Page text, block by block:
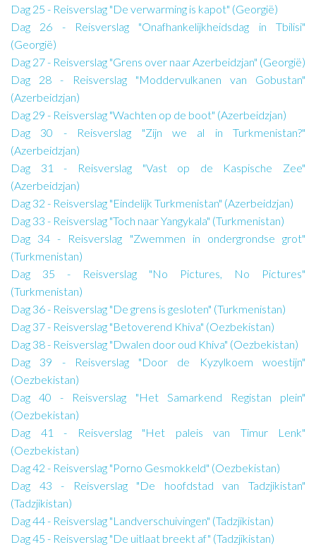
Dag 25 - Reisverslag "De verwarming is kapot" (Georgië)
Dag 26 - Reisverslag "Onafhankelijkheidsdag in Tbilisi"
(Georgië)
Dag 27 - Reisverslag "Grens over naar Azerbeidzjan" (Georgië)
Dag 28 - Reisverslag "Moddervulkanen van Gobustan"
(Azerbeidzjan)
Dag 29 - Reisverslag "Wachten op de boot" (Azerbeidzjan)
Dag 30 - Reisverslag "Zijn we al in Turkmenistan?"
(Azerbeidzjan)
Dag 31 - Reisverslag "Vast op de Kaspische Zee"
(Azerbeidzjan)
Dag 32 - Reisverslag "Eindelijk Turkmenistan" (Azerbeidzjan)
Dag 33 - Reisverslag "Toch naar Yangykala" (Turkmenistan)
Dag 34 - Reisverslag "Zwemmen in ondergrondse grot"
(Turkmenistan)
Dag 35 - Reisverslag "No Pictures, No Pictures"
(Turkmenistan)
Dag 36 - Reisverslag "De grens is gesloten" (Turkmenistan)
Dag 37 - Reisverslag "Betoverend Khiva" (Oezbekistan)
Dag 38 - Reisverslag "Dwalen door oud Khiva" (Oezbekistan)
Dag 39 - Reisverslag "Door de Kyzylkoem woestijn"
(Oezbekistan)
Dag 40 - Reisverslag "Het Samarkend Registan plein"
(Oezbekistan)
Dag 41 - Reisverslag "Het paleis van Timur Lenk"
(Oezbekistan)
Dag 42 - Reisverslag "Porno Gesmokkeld" (Oezbekistan)
Dag 43 - Reisverslag "De hoofdstad van Tadzjikistan"
(Tadzjikistan)
Dag 44 - Reisverslag "Landverschuivingen" (Tadzjikistan)
Dag 45 - Reisverslag "De uitlaat breekt af" (Tadzjikistan)